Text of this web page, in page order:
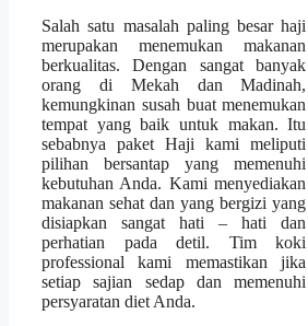
Salah satu masalah paling besar haji
merupakan menemukan makanan
berkualitas. Dengan sangat banyak
orang di Mekah dan Madinah,
kemungkinan susah buat menemukan
tempat yang baik untuk makan. Itu
sebabnya paket Haji kami meliputi
pilihan bersantap yang memenuhi
kebutuhan Anda. Kami menyediakan
makanan sehat dan yang bergizi yang
disiapkan sangat hati – hati dan
perhatian pada detil. Tim koki
professional kami memastikan jika
setiap sajian sedap dan memenuhi
persyaratan diet Anda.